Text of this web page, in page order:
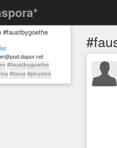
#faustbygoethe
#faustbygoethe
#linux #physics